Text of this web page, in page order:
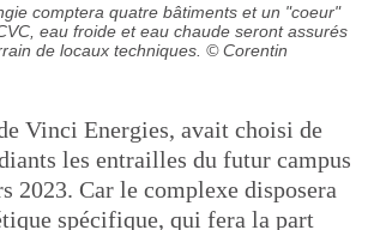
comptera quatre bâtiments et un "coeur"
eau froide et eau chaude seront assurés
de locaux techniques. © Corentin
Vinci Energies, avait choisi de
les entrailles du futur campus
2023. Car le complexe disposera
spécifique, qui fera la part